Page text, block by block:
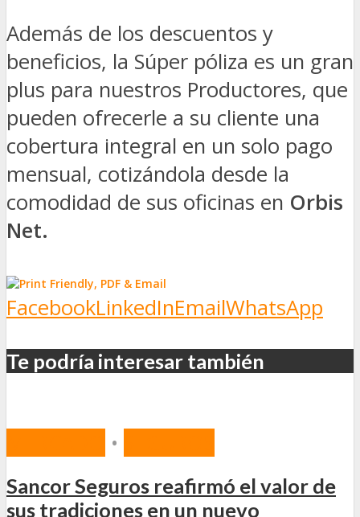
Además de los descuentos y
beneficios, la Súper póliza es un gran
plus para nuestros Productores, que
pueden ofrecerle a su cliente una
cobertura integral en un solo pago
mensual, cotizándola desde la
comodidad de sus oficinas en Orbis
Net.
FacebookLinkedInEmailWhatsApp
Te podría interesar también
•
Sancor Seguros reafirmó el valor de
sus tradiciones en un nuevo